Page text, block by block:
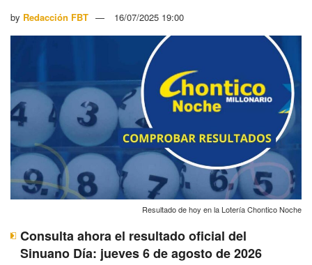
by Redacción FBT 16/07/2025 19:00
Resultado de hoy en la Lotería Chontico Noche
Consulta ahora el resultado oficial del
Sinuano Día: jueves 6 de agosto de 2026